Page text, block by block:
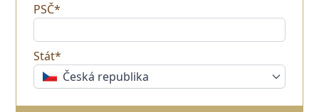
PSČ*
Stát*
Česká republika